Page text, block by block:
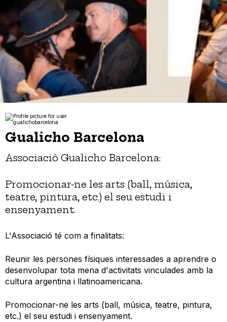
Gualicho Barcelona
Associació Gualicho Barcelona:
Promocionar-ne les arts (ball, música,
teatre, pintura, etc.) el seu estudi i
ensenyament.
L'Associació té com a finalitats:
Reunir les persones físiques interessades a aprendre o
desenvolupar tota mena d'activitats vinculades amb la
cultura argentina i llatinoamericana.
Promocionar-ne les arts (ball, música, teatre, pintura,
etc.) el seu estudi i ensenyament.